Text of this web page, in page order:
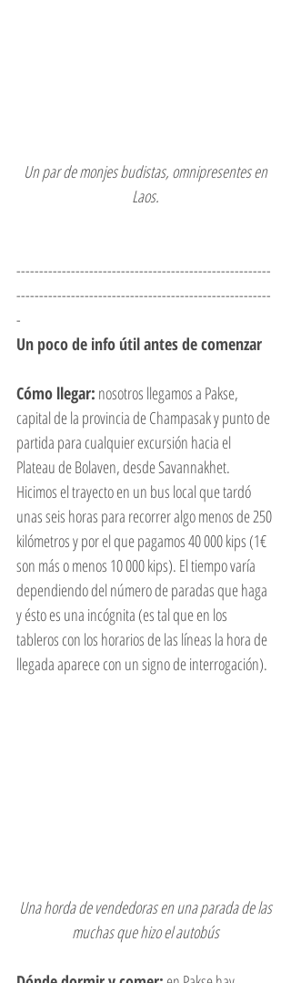
Laos.
--------------------------------------------------------
--------------------------------------------------------
-
Un poco de info útil antes de comenzar
Cómo llegar: nosotros llegamos a Pakse,
capital de la provincia de Champasak y punto de
partida para cualquier excursión hacia el
Plateau de Bolaven, desde Savannakhet.
Hicimos el trayecto en un bus local que tardó
unas seis horas para recorrer algo menos de 250
kilómetros y por el que pagamos 40 000 kips (1€
son más o menos 10 000 kips). El tiempo varía
dependiendo del número de paradas que haga
y ésto es una incógnita (es tal que en los
tableros con los horarios de las líneas la hora de
llegada aparece con un signo de interrogación).
muchas que hizo el autobús